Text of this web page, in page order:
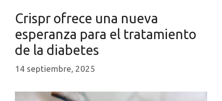
Crispr ofrece una nueva
esperanza para el tratamiento
de la diabetes
14 septiembre, 2025